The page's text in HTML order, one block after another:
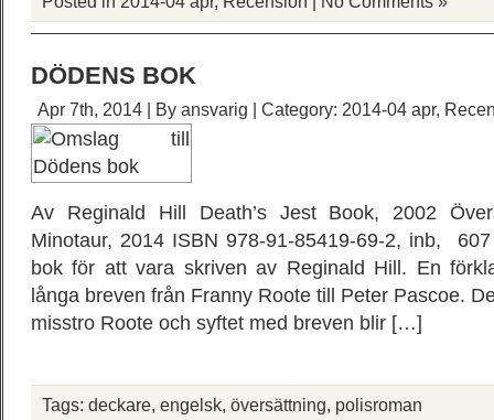
DÖDENS BOK
Apr 7th, 2014 | By ansvarig | Category: 2014-04 apr,
Av Reginald Hill Death’s Jest Book, 2002
Minotaur, 2014 ISBN 978-91-85419-69-2, inb,
bok för att vara skriven av Reginald Hill. En
långa breven från Franny Roote till Peter Pascoe.
misstro Roote och syftet med breven blir […]
Tags: deckare engelsk översättning polisroman